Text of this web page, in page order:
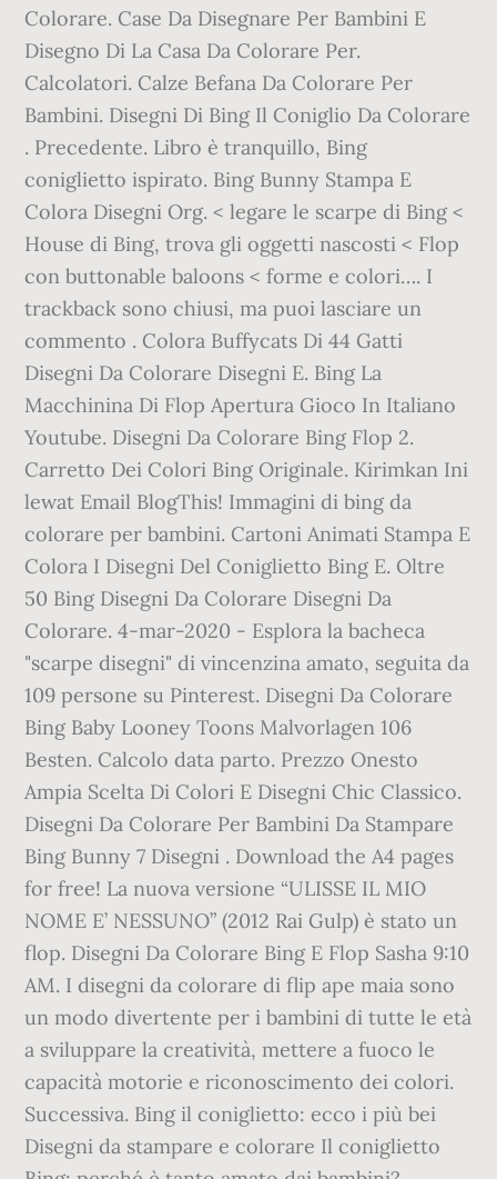
Colorare. Case Da Disegnare Per Bambini E
Disegno Di La Casa Da Colorare Per.
Calcolatori. Calze Befana Da Colorare Per
Bambini. Disegni Di Bing Il Coniglio Da Colorare
. Precedente. Libro è tranquillo, Bing
coniglietto ispirato. Bing Bunny Stampa E
Colora Disegni Org. < legare le scarpe di Bing <
House di Bing, trova gli oggetti nascosti < Flop
con buttonable baloons < forme e colori…. I
trackback sono chiusi, ma puoi lasciare un
commento . Colora Buffycats Di 44 Gatti
Disegni Da Colorare Disegni E. Bing La
Macchinina Di Flop Apertura Gioco In Italiano
Youtube. Disegni Da Colorare Bing Flop 2.
Carretto Dei Colori Bing Originale. Kirimkan Ini
lewat Email BlogThis! Immagini di bing da
colorare per bambini. Cartoni Animati Stampa E
Colora I Disegni Del Coniglietto Bing E. Oltre
50 Bing Disegni Da Colorare Disegni Da
Colorare. 4-mar-2020 - Esplora la bacheca
"scarpe disegni" di vincenzina amato, seguita da
109 persone su Pinterest. Disegni Da Colorare
Bing Baby Looney Toons Malvorlagen 106
Besten. Calcolo data parto. Prezzo Onesto
Ampia Scelta Di Colori E Disegni Chic Classico.
Disegni Da Colorare Per Bambini Da Stampare
Bing Bunny 7 Disegni . Download the A4 pages
for free! La nuova versione “ULISSE IL MIO
NOME E’ NESSUNO” (2012 Rai Gulp) è stato un
flop. Disegni Da Colorare Bing E Flop Sasha 9:10
AM. I disegni da colorare di flip ape maia sono
un modo divertente per i bambini di tutte le età
a sviluppare la creatività, mettere a fuoco le
capacità motorie e riconoscimento dei colori.
Successiva. Bing il coniglietto: ecco i più bei
Disegni da stampare e colorare Il coniglietto